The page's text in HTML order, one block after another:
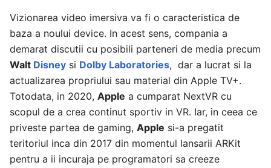
Vizionarea video imersiva va fi o caracteristica de
baza a noului device. In acest sens, compania a
demarat discutii cu posibili parteneri de media precum
Walt Disney si Dolby Laboratories, dar a lucrat si la
actualizarea propriului sau material din Apple TV+.
Totodata, in 2020, Apple a cumparat NextVR cu
scopul de a crea continut sportiv in VR. Iar, in ceea ce
priveste partea de gaming, Apple si-a pregatit
teritoriul inca din 2017 din momentul lansarii ARKit
pentru a ii incuraja pe programatori sa creeze